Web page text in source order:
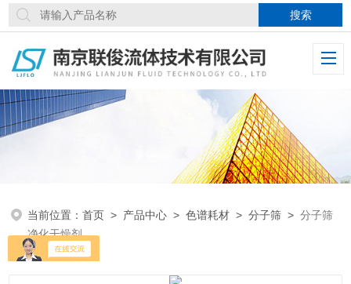
当前位置：首页 > 产品中心 >色谱耗材 >分子筛 >分子筛
净化干燥剂